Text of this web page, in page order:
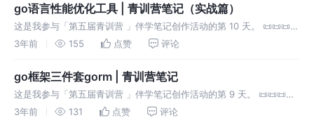
go语言性能优化工具 | 青训营笔记（实战篇）
这是我参与「第五届青训营 」伴学笔记创作活动的第 10 天。 📜📜📜今
天学习的是go语言性能优化工具——pprof 性能优化原则：要定位最大
3年前 155 点赞 评论
go框架三件套gorm | 青训营笔记
这是我参与「第五届青训营 」伴学笔记创作活动的第 9 天。 📜📜📜今
天学习的是go框架三件套之——gorm。
3年前 131 点赞 评论